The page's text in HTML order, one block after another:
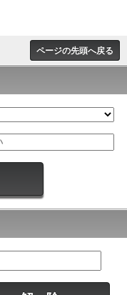
ページの先頭へ戻る